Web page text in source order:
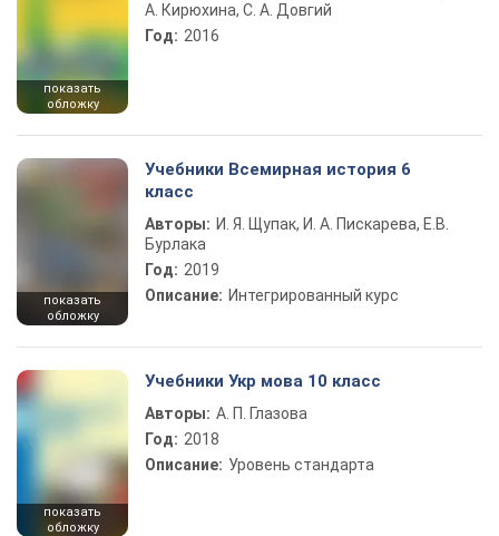
показать
обложку
А. Кирюхина, С. А. Довгий
Год: 2016
показать
обложку
Учебники Всемирная история 6
класс
Авторы: И. Я. Щупак, И. А. Пискарева, Е.В.
Бурлака
Год: 2019
Описание: Интегрированный курс
показать
обложку
Учебники Укр мова 10 класс
Авторы: А. П. Глазова
Год: 2018
Описание: Уровень стандарта